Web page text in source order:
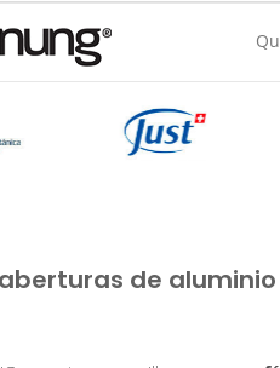
de aluminio